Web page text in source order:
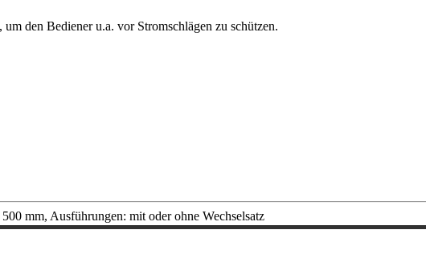
den Bediener u.a. vor Stromschlägen zu schützen.
mm, Ausführungen: mit oder ohne Wechselsatz